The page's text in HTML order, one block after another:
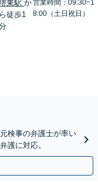
東駅 か
ら徒歩1
営業時間：09:30~1
8:00（土日祝日）
検事の弁護士が率い
護に対応。